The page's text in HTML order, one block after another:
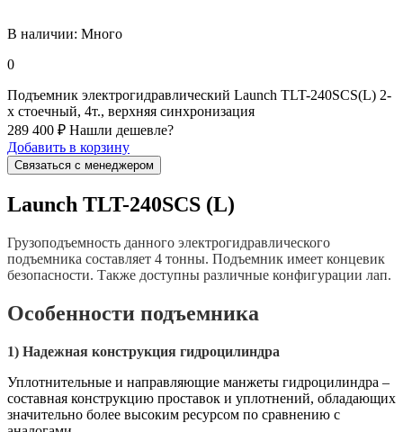
В наличии: Много
0
Подъемник электрогидравлический Launch TLT-240SCS(L) 2-
х стоечный, 4т., верхняя синхронизация
289 400 ₽ Нашли дешевле?
Добавить в корзину
Связаться с менеджером
Launch TLT-240SCS (L)
Грузоподъемность данного электрогидравлического
подъемника составляет 4 тонны. Подъемник имеет концевик
безопасности. Также доступны различные конфигурации лап.
Особенности подъемника
1) Надежная конструкция гидроцилиндра
Уплотнительные и направляющие манжеты гидроцилиндра –
составная конструкцию проставок и уплотнений, обладающих
значительно более высоким ресурсом по сравнению с